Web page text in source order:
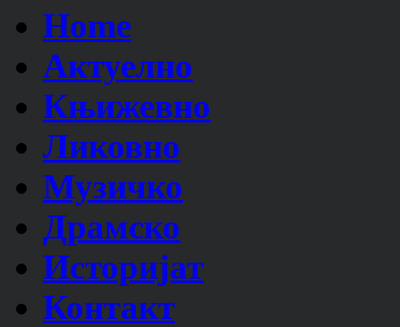
Home
Актуелно
Књижевно
Ликовно
Музичко
Драмско
Историјат
Контакт